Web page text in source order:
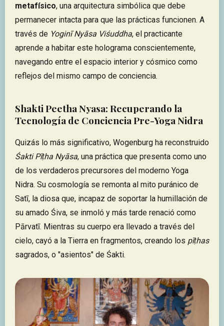
metafísico, una arquitectura simbólica que debe
permanecer intacta para que las prácticas funcionen. A
través de Yoginī Nyāsa Viśuddha, el practicante
aprende a habitar este holograma conscientemente,
navegando entre el espacio interior y cósmico como
reflejos del mismo campo de conciencia.
Shakti Peetha Nyasa: Recuperando la
Tecnología de Conciencia Pre-Yoga Nidra
Quizás lo más significativo, Wogenburg ha reconstruido
Śakti Pīṭha Nyāsa, una práctica que presenta como uno
de los verdaderos precursores del moderno Yoga
Nidra. Su cosmología se remonta al mito puránico de
Satī, la diosa que, incapaz de soportar la humillación de
su amado Śiva, se inmoló y más tarde renació como
Pārvatī. Mientras su cuerpo era llevado a través del
cielo, cayó a la Tierra en fragmentos, creando los pīṭhas
sagrados, o "asientos" de Śakti.